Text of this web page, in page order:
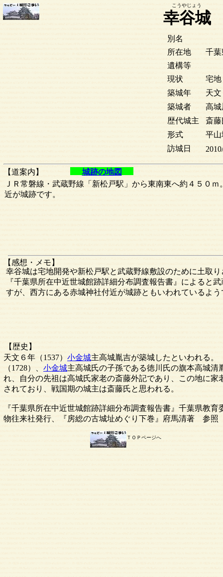
城跡の地図
幸谷城
幸谷城は宅地開発や新松戸駅と武蔵野線敷設のために土取
『千葉県所在中近世城館跡詳細分布調査報告書』によると
すが、西方にある赤城神社付近が城跡ともいわれているよう
【感想・メモ】
別名
所在地
千
遺構等
現状
宅地
築城年
天
築城者
高
歴代城主
斎
形式
平山
訪城日
【道案内】
こうやじょう
【歴史】
ＴＯＰページへ
ＪＲ常磐線・武蔵野線「新松戸駅」から東南東へ約４５０
近が城跡です。
天文６年（1537） 小金城主高城胤吉が築城したといわれる。
（1728）、 小金城主高城氏の子孫である徳川氏の旗本高城清
れ、自分の先祖は高城氏家老の斎藤外記であり、この地に家
されており、戦国期の城主は斎藤氏と思われる。
『千葉県所在中近世城館跡詳細分布調査報告書』千葉県教
物往来社発行、『房総の古城址めぐり下巻』府馬清著 参照